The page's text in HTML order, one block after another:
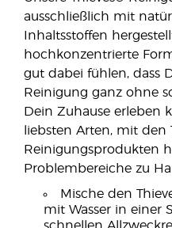
ausschließlich mit
Inhaltsstoffen
hochkonzentrierte
gut dabei fühlen, dass
Reinigung ganz ohne
Dein Zuhause erleben
liebsten Arten, mit den
Reinigungsprodukten
Problembereiche zu
Mische den
mit Wasser in einer